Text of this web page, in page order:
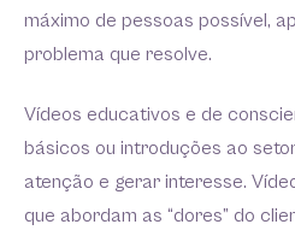
máximo de pessoas possível,
problema que resolve.
Vídeos educativos e de
básicos ou introduções ao
atenção e gerar interesse.
que abordam as “dores” do